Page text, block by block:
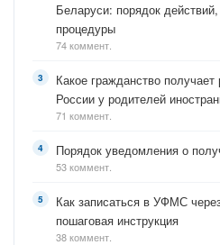
Беларуси: порядок
процедуры
74 коммент.
Какое гражданство
России у родителей
71 коммент.
Порядок уведомления о
53 коммент.
Как записаться в УФМС
пошаговая инструкция
38 коммент.